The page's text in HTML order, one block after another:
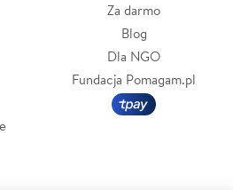
Za darmo
Blog
Dla NGO
Fundacja Pomagam.pl